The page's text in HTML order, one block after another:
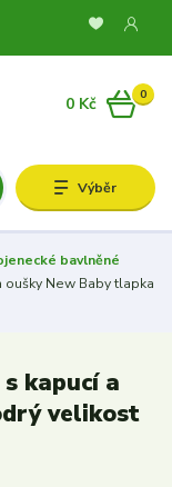
Výběr
0
0 Kč
bavlněné
New Baby tlapka
kapucí a
velikost